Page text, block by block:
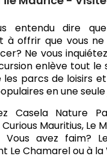
entendu dire
à offrir que vous
Ne vous
enlève tout le
les parcs de loisirs
en une
Casela Nature
Curious Mauritius, Le
avez faim?
Le Chamarel ou à la